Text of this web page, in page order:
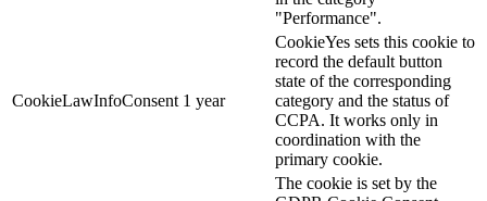
"Performance".
CookieLawInfoConsent 1 year
CookieYes sets this cookie to
record the default button
state of the corresponding
category and the status of
CCPA. It works only in
coordination with the
primary cookie.
The cookie is set by the